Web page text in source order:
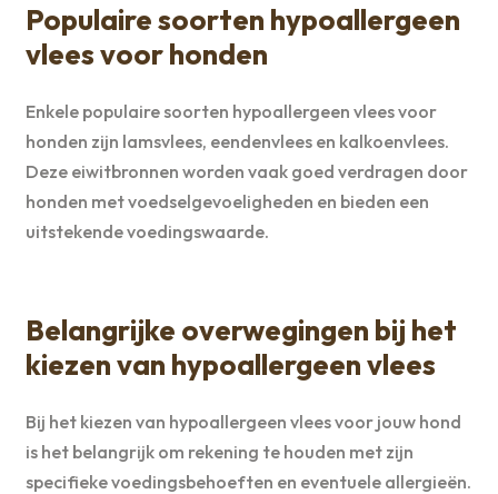
Populaire soorten hypoallergeen
vlees voor honden
Enkele populaire soorten hypoallergeen vlees voor
honden zijn lamsvlees, eendenvlees en kalkoenvlees.
Deze eiwitbronnen worden vaak goed verdragen door
honden met voedselgevoeligheden en bieden een
uitstekende voedingswaarde.
Belangrijke overwegingen bij het
kiezen van hypoallergeen vlees
Bij het kiezen van hypoallergeen vlees voor jouw hond
is het belangrijk om rekening te houden met zijn
specifieke voedingsbehoeften en eventuele allergieën.